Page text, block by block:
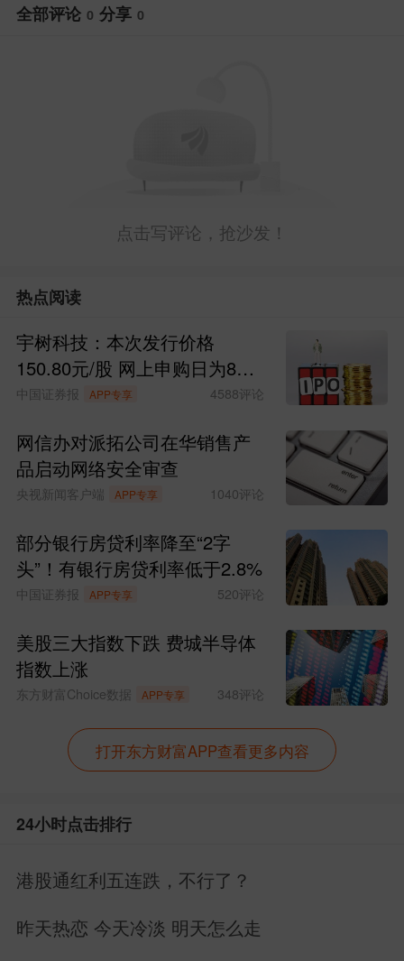
全部评论 0 分享 0
点击写评论，抢沙发！
热点阅读
宇树科技：本次发行价格
150.80元/股 网上申购日为8月
10日
中国证券报 APP专享 4588评论
网信办对派拓公司在华销售产
品启动网络安全审查
央视新闻客户端 APP专享 1040评论
部分银行房贷利率降至“2字
头”！有银行房贷利率低于2.8%
中国证券报 APP专享 520评论
美股三大指数下跌 费城半导体
指数上涨
东方财富Choice数据 APP专享 348评论
打开东方财富APP查看更多内容
24小时点击排行
港股通红利五连跌，不行了？
昨天热恋 今天冷淡 明天怎么走